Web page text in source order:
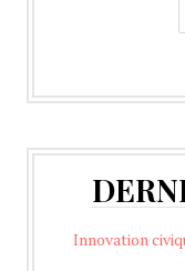
Innovation